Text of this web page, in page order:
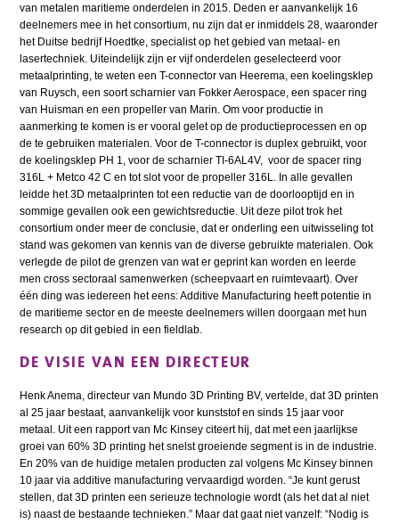
van metalen maritieme onderdelen in 2015. Deden er aanvankelijk 16
deelnemers mee in het consortium, nu zijn dat er inmiddels 28, waaronder
het Duitse bedrijf Hoedtke, specialist op het gebied van metaal- en
lasertechniek. Uiteindelijk zijn er vijf onderdelen geselecteerd voor
metaalprinting, te weten een T-connector van Heerema, een koelingsklep
van Ruysch, een soort scharnier van Fokker Aerospace, een spacer ring
van Huisman en een propeller van Marin. Om voor productie in
aanmerking te komen is er vooral gelet op de productieprocessen en op
de te gebruiken materialen. Voor de T-connector is duplex gebruikt, voor
de koelingsklep PH 1, voor de scharnier TI-6AL4V, voor de spacer ring
316L + Metco 42 C en tot slot voor de propeller 316L. In alle gevallen
leidde het 3D metaalprinten tot een reductie van de doorlooptijd en in
sommige gevallen ook een gewichtsreductie. Uit deze pilot trok het
consortium onder meer de conclusie, dat er onderling een uitwisseling tot
stand was gekomen van kennis van de diverse gebruikte materialen. Ook
verlegde de pilot de grenzen van wat er geprint kan worden en leerde
men cross sectoraal samenwerken (scheepvaart en ruimtevaart). Over
één ding was iedereen het eens: Additive Manufacturing heeft potentie in
de maritieme sector en de meeste deelnemers willen doorgaan met hun
research op dit gebied in een fieldlab.
DE VISIE VAN EEN DIRECTEUR
Henk Anema, directeur van Mundo 3D Printing BV, vertelde, dat 3D printen
al 25 jaar bestaat, aanvankelijk voor kunststof en sinds 15 jaar voor
metaal. Uit een rapport van Mc Kinsey citeert hij, dat met een jaarlijkse
groei van 60% 3D printing het snelst groeiende segment is in de industrie.
En 20% van de huidige metalen producten zal volgens Mc Kinsey binnen
10 jaar via additive manufacturing vervaardigd worden. “Je kunt gerust
stellen, dat 3D printen een serieuze technologie wordt (als het dat al niet
is) naast de bestaande technieken.” Maar dat gaat niet vanzelf: “Nodig is